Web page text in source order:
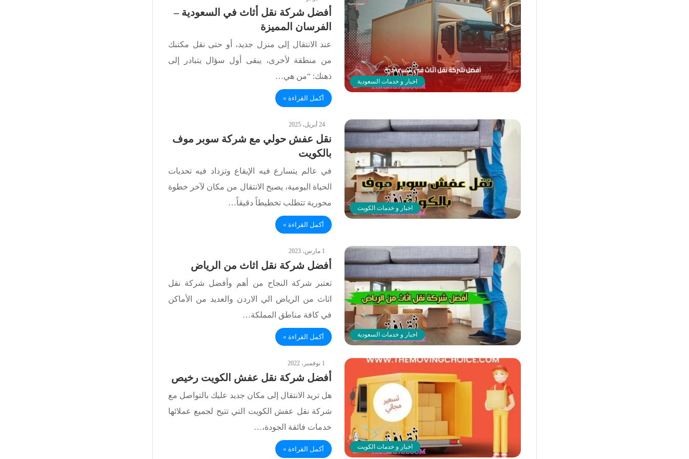
اخبار و خدمات السعودية
أفضل شركة نقل أثاث في السعودية –
الفرسان المميزة
عند الانتقال إلى منزل جديد، أو حتى نقل مكتبك
من منطقة لأخرى، يبقى أول سؤال يتبادر إلى
ذهنك: “من هي…
أكمل القراءة »
اخبار و خدمات الكويت
24 أبريل، 2025
نقل عفش حولي مع شركة سوبر موف
بالكويت
في عالم يتسارع فيه الإيقاع وتزداد فيه تحديات
الحياة اليومية، يصبح الانتقال من مكان لآخر خطوة
محورية تتطلب تخطيطاً دقيقاً…
أكمل القراءة »
اخبار و خدمات السعودية
1 مارس، 2023
أفضل شركة نقل اثاث من الرياض
تعتبر شركة النجاح من أهم وأفضل شركة نقل
اثاث من الرياض الي الاردن والعديد من الأماكن
في كافة مناطق المملكة…
أكمل القراءة »
اخبار و خدمات الكويت
1 نوفمبر، 2022
أفضل شركة نقل عفش الكويت رخيص
هل تريد الانتقال إلى مكان جديد عليك بالتواصل مع
شركة نقل عفش الكويت التي تتيح لجميع عملائها
خدمات فائقة الجودة،…
أكمل القراءة »